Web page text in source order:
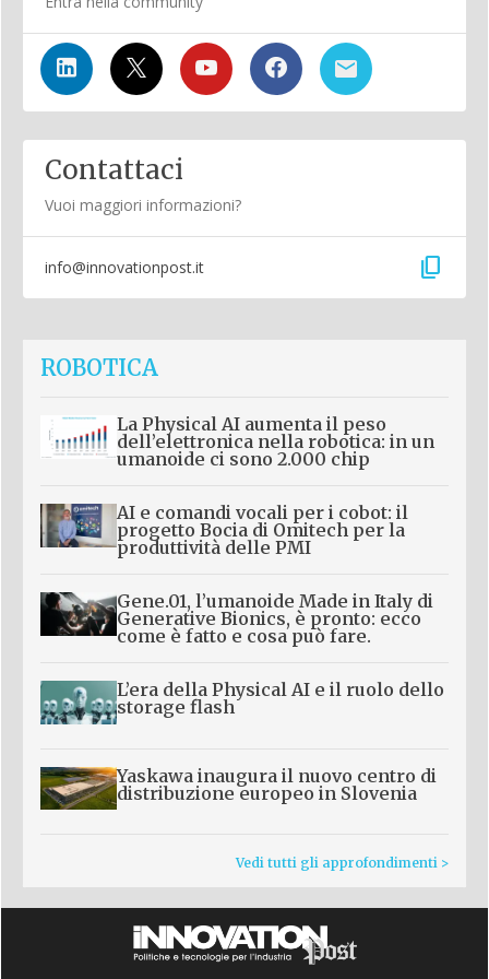
Contattaci
Vuoi maggiori informazioni?
info@innovationpost.it content_copy
ROBOTICA
La Physical AI aumenta il peso
dell’elettronica nella robotica: in un
umanoide ci sono 2.000 chip
AI e comandi vocali per i cobot: il
progetto Bocia di Omitech per la
produttività delle PMI
Gene.01, l’umanoide Made in Italy di
Generative Bionics, è pronto: ecco
come è fatto e cosa può fare.
L’era della Physical AI e il ruolo dello
storage flash
Yaskawa inaugura il nuovo centro di
distribuzione europeo in Slovenia
Vedi tutti gli approfondimenti >